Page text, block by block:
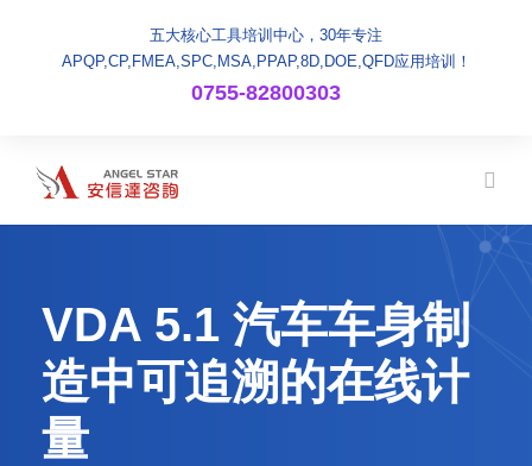
五大核心工具培训中心，30年专注
APQP,CP,FMEA,SPC,MSA,PPAP,8D,DOE,QFD应用培训！
0755-82800303
VDA 5.1 汽车车身制
造中可追溯的在线计
量